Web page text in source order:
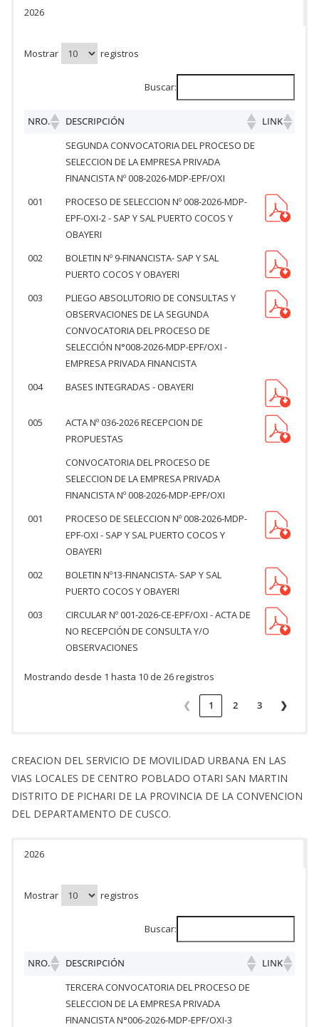
2026
Mostrar registros
Buscar:
NRO. DESCRIPCIÓN
LINK
SEGUNDA CONVOCATORIA DEL PROCESO DE
SELECCION DE LA EMPRESA PRIVADA
FINANCISTA Nº 008-2026-MDP-EPF/OXI
001
PROCESO DE SELECCION Nº 008-2026-MDP-
EPF-OXI-2 - SAP Y SAL PUERTO COCOS Y
OBAYERI
002
BOLETIN Nº 9-FINANCISTA- SAP Y SAL
PUERTO COCOS Y OBAYERI
003
PLIEGO ABSOLUTORIO DE CONSULTAS Y
OBSERVACIONES DE LA SEGUNDA
CONVOCATORIA DEL PROCESO DE
SELECCIÓN N°008-2026-MDP-EPF/OXI -
EMPRESA PRIVADA FINANCISTA
004
BASES INTEGRADAS - OBAYERI
005
ACTA Nº 036-2026 RECEPCION DE
PROPUESTAS
CONVOCATORIA DEL PROCESO DE
SELECCION DE LA EMPRESA PRIVADA
FINANCISTA Nº 008-2026-MDP-EPF/OXI
001
PROCESO DE SELECCION Nº 008-2026-MDP-
EPF-OXI - SAP Y SAL PUERTO COCOS Y
OBAYERI
002
BOLETIN Nº13-FINANCISTA- SAP Y SAL
PUERTO COCOS Y OBAYERI
003
CIRCULAR Nº 001-2026-CE-EPF/OXI - ACTA DE
NO RECEPCIÓN DE CONSULTA Y/O
OBSERVACIONES
Mostrando desde 1 hasta 10 de 26 registros
❮ 1 2 3 ❯
CREACION DEL SERVICIO DE MOVILIDAD URBANA EN LAS
VIAS LOCALES DE CENTRO POBLADO OTARI SAN MARTIN
DISTRITO DE PICHARI DE LA PROVINCIA DE LA CONVENCION
DEL DEPARTAMENTO DE CUSCO.
2026
Mostrar registros
Buscar:
NRO. DESCRIPCIÓN
LINK
TERCERA CONVOCATORIA DEL PROCESO DE
SELECCION DE LA EMPRESA PRIVADA
FINANCISTA N°006-2026-MDP-EPF/OXI-3